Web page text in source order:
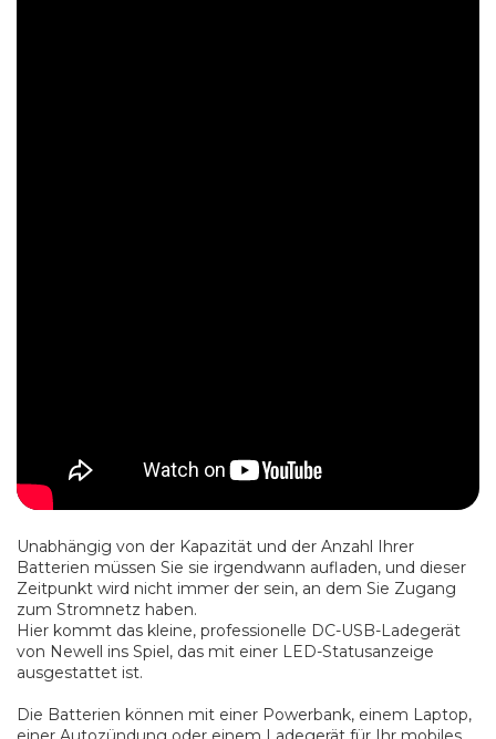
Unabhängig von der Kapazität und der Anzahl Ihrer
Batterien müssen Sie sie irgendwann aufladen, und dieser
Zeitpunkt wird nicht immer der sein, an dem Sie Zugang
zum Stromnetz haben.
Hier kommt das kleine, professionelle DC-USB-Ladegerät
von Newell ins Spiel, das mit einer LED-Statusanzeige
ausgestattet ist.
Die Batterien können mit einer Powerbank, einem Laptop,